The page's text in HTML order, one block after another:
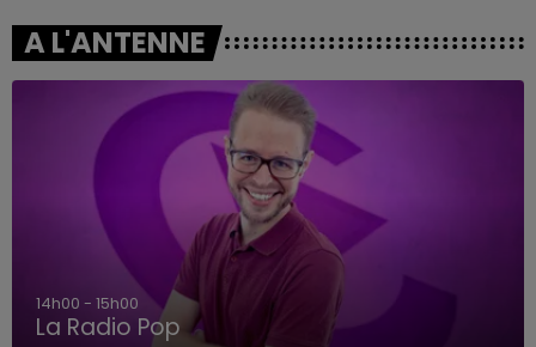
A L'ANTENNE
14h00 - 15h00
La Radio Pop